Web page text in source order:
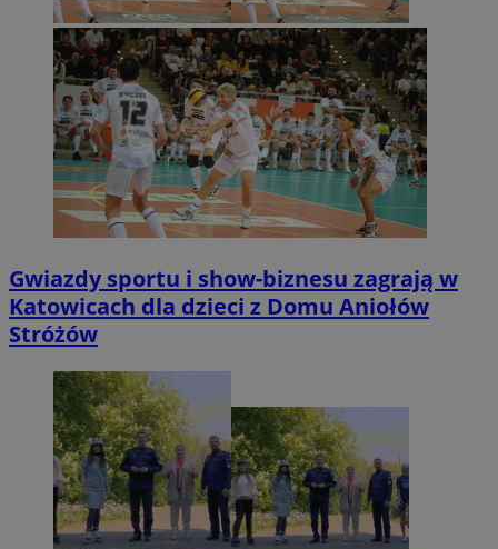
Gwiazdy sportu i show-biznesu zagrają w
Katowicach dla dzieci z Domu Aniołów
Stróżów